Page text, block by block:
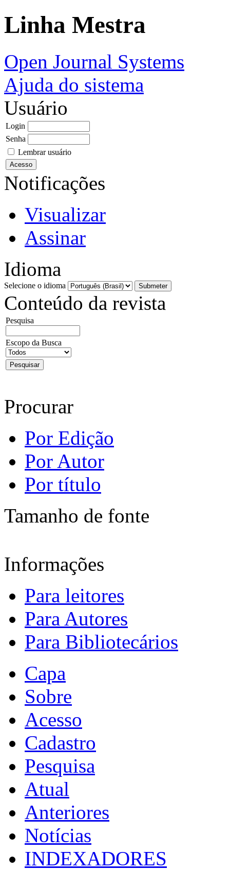
Linha Mestra
Open Journal Systems
Ajuda do sistema
Usuário
Login
Senha
Lembrar usuário
Notificações
Visualizar
Assinar
Idioma
Selecione o idioma
Conteúdo da revista
Pesquisa
Escopo da Busca
Procurar
Por Edição
Por Autor
Por título
Tamanho de fonte
Informações
Para leitores
Para Autores
Para Bibliotecários
Capa
Sobre
Acesso
Cadastro
Pesquisa
Atual
Anteriores
Notícias
INDEXADORES